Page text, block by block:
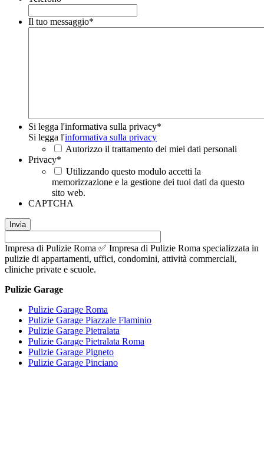
Il tuo messaggio*
Si legga l'informativa sulla privacy*
Si legga l'informativa sulla privacy
Autorizzo il trattamento dei miei dati personali
Privacy*
Utilizzando questo modulo accetti la
memorizzazione e la gestione dei tuoi dati da questo
sito web.
CAPTCHA
Impresa di Pulizie Roma ✅ Impresa di Pulizie Roma specializzata in
pulizie di appartamenti, uffici, condomini, attività commerciali,
cliniche private e scuole.
Pulizie Garage
Pulizie Garage Roma
Pulizie Garage Piazzale Flaminio
Pulizie Garage Pietralata
Pulizie Garage Pietralata Roma
Pulizie Garage Pigneto
Pulizie Garage Pinciano